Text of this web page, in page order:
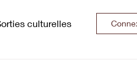
culturelles